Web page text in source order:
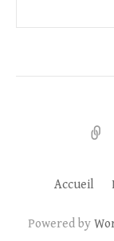
Accueil
Powered by